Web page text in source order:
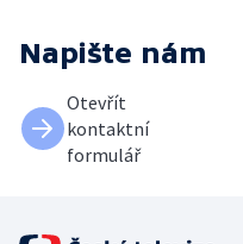
Napište nám
Otevřít
kontaktní
formulář